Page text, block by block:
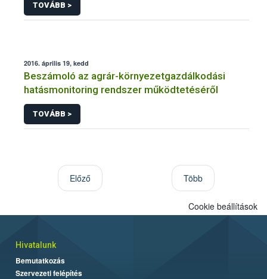
TOVÁBB >
2016. április 19, kedd
Beszámoló az agrár-környezetgazdálkodási
hatásmonitoring rendszer működtetéséről
TOVÁBB >
Előző Több
Cookie beállítások
Hivatalunk
Bemutatkozás
Szervezeti felépítés